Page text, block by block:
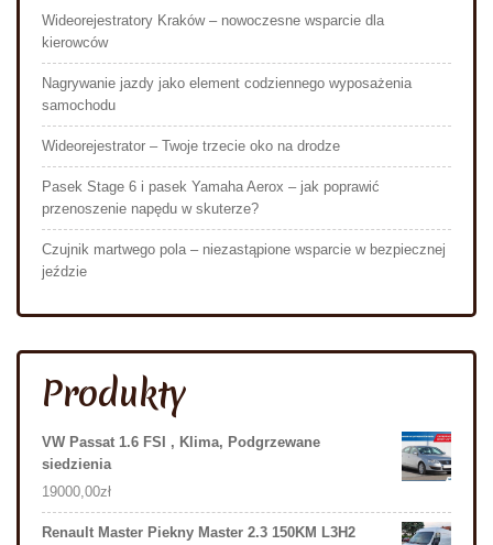
Wideorejestratory Kraków – nowoczesne wsparcie dla
kierowców
Nagrywanie jazdy jako element codziennego wyposażenia
samochodu
Wideorejestrator – Twoje trzecie oko na drodze
Pasek Stage 6 i pasek Yamaha Aerox – jak poprawić
przenoszenie napędu w skuterze?
Czujnik martwego pola – niezastąpione wsparcie w bezpiecznej
jeździe
Produkty
VW Passat 1.6 FSI , Klima, Podgrzewane
siedzienia
19000,00zł
Renault Master Piekny Master 2.3 150KM L3H2